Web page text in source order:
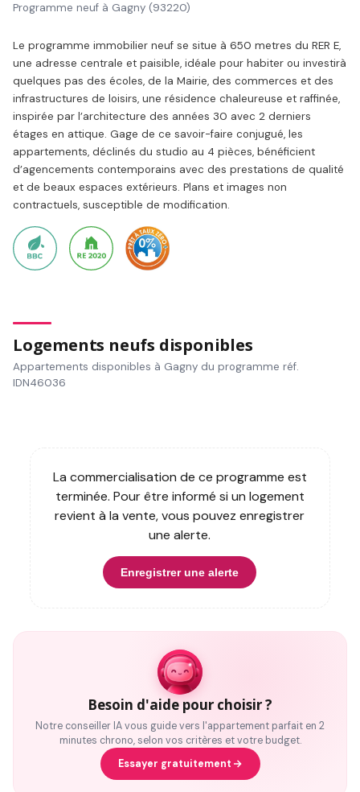
Programme neuf à Gagny (93220)
Le programme immobilier neuf se situe à 650 metres du RER E,
une adresse centrale et paisible, idéale pour habiter ou investirà
quelques pas des écoles, de la Mairie, des commerces et des
infrastructures de loisirs, une résidence chaleureuse et raffinée,
inspirée par l’architecture des années 30 avec 2 derniers
étages en attique. Gage de ce savoir-faire conjugué, les
appartements, déclinés du studio au 4 pièces, bénéficient
d’agencements contemporains avec des prestations de qualité
et de beaux espaces extérieurs. Plans et images non
contractuels, susceptible de modification.
Logements neufs disponibles
Appartements disponibles à Gagny du programme réf.
IDN46036
La commercialisation de ce programme est
terminée. Pour être informé si un logement
revient à la vente, vous pouvez enregistrer
une alerte.
Enregistrer une alerte
Besoin d'aide pour choisir ?
Notre conseiller IA vous guide vers l'appartement parfait en 2
minutes chrono, selon vos critères et votre budget.
Essayer gratuitement